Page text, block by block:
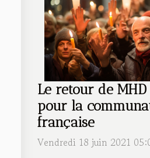
Le retour de
pour la
française
Vendredi 18 juin 2021